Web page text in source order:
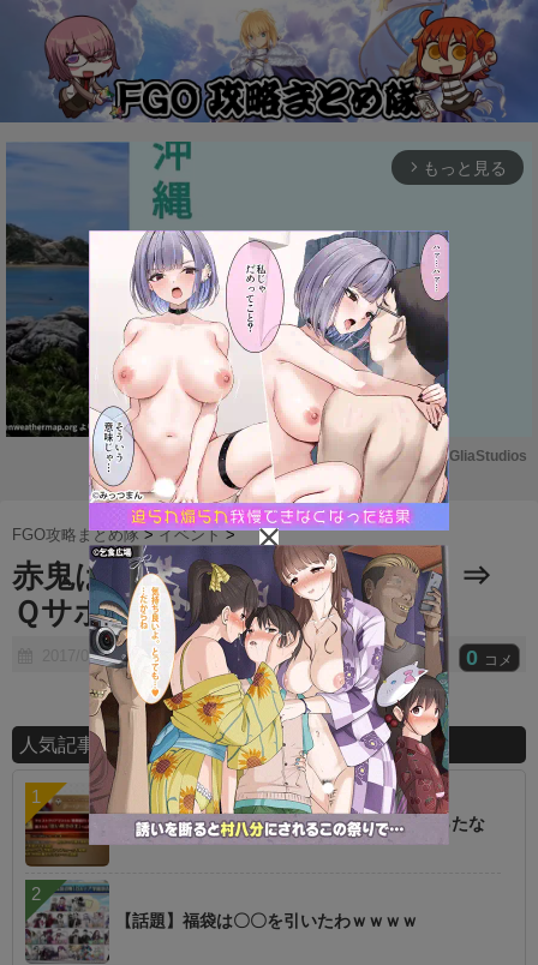
arrow_forward_ios もっと見る
M
u
t
e
Powered by GliaStudios
FGO攻略まとめ隊 >イベント >
赤鬼は誰でいけばいいんだ？ ⇒
Ｑサポーター不在だし●●だな
2017/06/16 0 コメ
人気記事ランキング
【朗報】オルタニキは欲しいもの全部もらったな
【話題】福袋は〇〇を引いたわｗｗｗｗ